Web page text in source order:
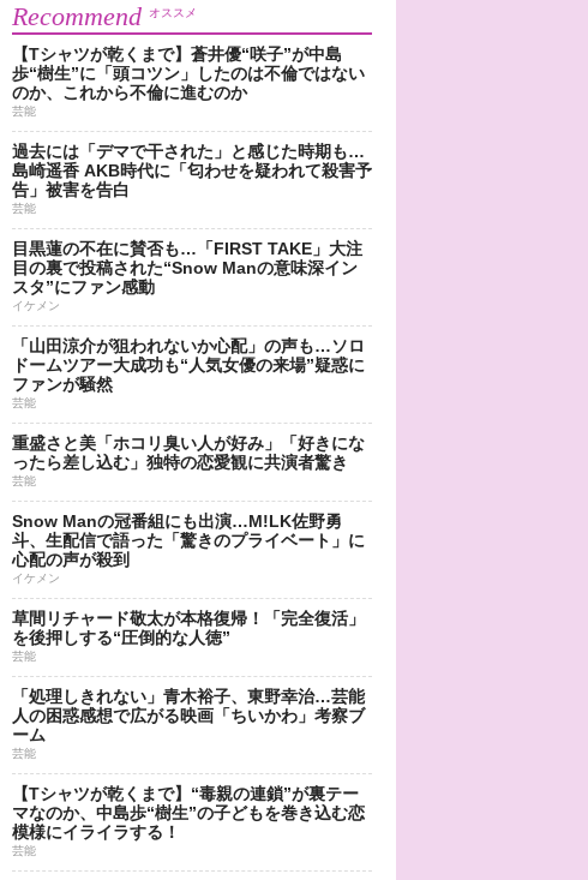
Recommend オススメ
【Tシャツが乾くまで】蒼井優“咲子”が中島
歩“樹生”に「頭コツン」したのは不倫ではない
のか、これから不倫に進むのか
芸能
過去には「デマで干された」と感じた時期も…
島崎遥香 AKB時代に「匂わせを疑われて殺害予
告」被害を告白
芸能
目黒蓮の不在に賛否も…「FIRST TAKE」大注
目の裏で投稿された“Snow Manの意味深イン
スタ”にファン感動
イケメン
「山田涼介が狙われないか心配」の声も…ソロ
ドームツアー大成功も“人気女優の来場”疑惑に
ファンが騒然
芸能
重盛さと美「ホコリ臭い人が好み」「好きにな
ったら差し込む」独特の恋愛観に共演者驚き
芸能
Snow Manの冠番組にも出演…M!LK佐野勇
斗、生配信で語った「驚きのプライベート」に
心配の声が殺到
イケメン
草間リチャード敬太が本格復帰！「完全復活」
を後押しする“圧倒的な人徳”
芸能
「処理しきれない」青木裕子、東野幸治…芸能
人の困惑感想で広がる映画「ちいかわ」考察ブ
ーム
芸能
【Tシャツが乾くまで】“毒親の連鎖”が裏テー
マなのか、中島歩“樹生”の子どもを巻き込む恋
模様にイライラする！
芸能